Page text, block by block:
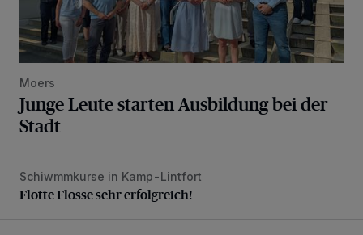
Moers
Junge Leute starten Ausbildung bei der
Stadt
Flotte Flosse sehr erfolgreich!
Schiwmmkurse in Kamp-Lintfort
Flotte Flosse sehr erfolgreich!